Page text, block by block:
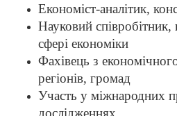
Економіст-аналітик,
Науковий співробітник,
сфері економіки
Фахівець з
регіонів, громад
Участь у міжнародних